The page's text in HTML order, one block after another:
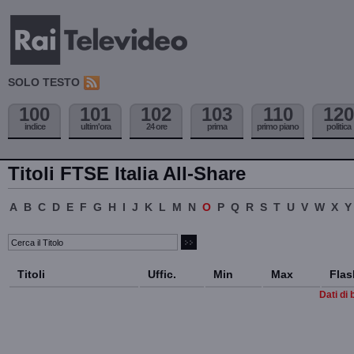
SOLO TESTO
100
indice
101
ultim'ora
102
24 ore
103
prima
110
primo piano
120
politica
Titoli FTSE Italia All-Share
A B C D E F G H I J K L M N O P Q R S T U V W X Y
Titoli Uffic. Min Max
Dati di